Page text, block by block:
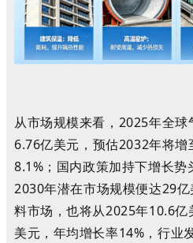
从市场规模来看，2025年全
6.76亿美元，预估2032年将
8.1%；国内政策加持下增长
2030年潜在市场规模便达29
料市场，也将从2025年10.6
美元，年均增长率14%，行业